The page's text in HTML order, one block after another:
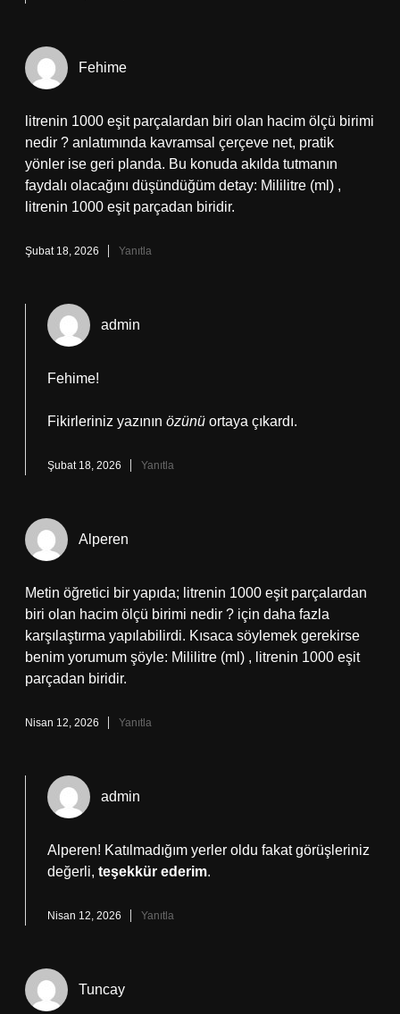
Fehime
litrenin 1000 eşit parçalardan biri olan hacim ölçü birimi
nedir ? anlatımında kavramsal çerçeve net, pratik
yönler ise geri planda. Bu konuda akılda tutmanın
faydalı olacağını düşündüğüm detay: Mililitre (ml) ,
litrenin 1000 eşit parçadan biridir.
Şubat 18, 2026 Yanıtla
admin
Fehime!
Fikirleriniz yazının özünü ortaya çıkardı.
Şubat 18, 2026 Yanıtla
Alperen
Metin öğretici bir yapıda; litrenin 1000 eşit parçalardan
biri olan hacim ölçü birimi nedir ? için daha fazla
karşılaştırma yapılabilirdi. Kısaca söylemek gerekirse
benim yorumum şöyle: Mililitre (ml) , litrenin 1000 eşit
parçadan biridir.
Nisan 12, 2026 Yanıtla
admin
Alperen! Katılmadığım yerler oldu fakat görüşleriniz
değerli, teşekkür ederim.
Nisan 12, 2026 Yanıtla
Tuncay